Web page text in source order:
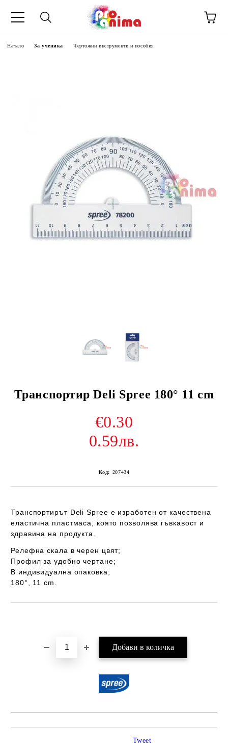
Начало За ученика Чертожни инструменти и пособия
Транспортир Deli Spree 180° 11 cm
€0.30
0.59лв.
Код: 207434
Транспортирът Deli Spree е изработен от качествена
еластична пластмаса, която позволява гъвкавост и
здравина на продукта.
Релефна скала в черен цвят;
Профил за удобно чертане;
В индивидуална опаковка;
180°, 11 cm.
Tweet